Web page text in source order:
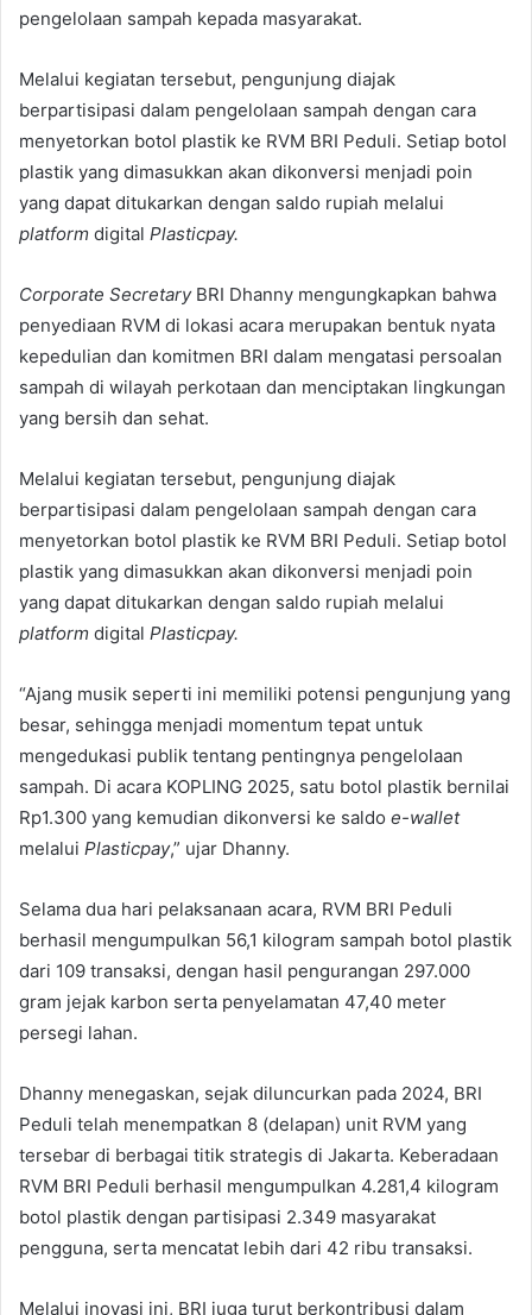
pengelolaan sampah kepada masyarakat.
Melalui kegiatan tersebut, pengunjung diajak
berpartisipasi dalam pengelolaan sampah dengan cara
menyetorkan botol plastik ke RVM BRI Peduli. Setiap botol
plastik yang dimasukkan akan dikonversi menjadi poin
yang dapat ditukarkan dengan saldo rupiah melalui
platform digital Plasticpay.
Corporate SecretaryBRI Dhanny mengungkapkan bahwa
penyediaan RVM di lokasi acara merupakan bentuk nyata
kepedulian dan komitmen BRI dalam mengatasi persoalan
sampah di wilayah perkotaan dan menciptakan lingkungan
yang bersih dan sehat.
Melalui kegiatan tersebut, pengunjung diajak
berpartisipasi dalam pengelolaan sampah dengan cara
menyetorkan botol plastik ke RVM BRI Peduli. Setiap botol
plastik yang dimasukkan akan dikonversi menjadi poin
yang dapat ditukarkan dengan saldo rupiah melalui
platform digital Plasticpay.
“Ajang musik seperti ini memiliki potensi pengunjung yang
besar, sehingga menjadi momentum tepat untuk
mengedukasi publik tentang pentingnya pengelolaan
sampah. Di acara KOPLING 2025, satu botol plastik bernilai
Rp1.300 yang kemudian dikonversi ke saldo e-wallet
melalui Plasticpay,” ujar Dhanny.
Selama dua hari pelaksanaan acara, RVM BRI Peduli
berhasil mengumpulkan 56,1 kilogram sampah botol plastik
dari 109 transaksi, dengan hasil pengurangan 297.000
gram jejak karbon serta penyelamatan 47,40 meter
persegi lahan.
Dhanny menegaskan, sejak diluncurkan pada 2024, BRI
Peduli telah menempatkan 8 (delapan) unit RVM yang
tersebar di berbagai titik strategis di Jakarta. Keberadaan
RVM BRI Peduli berhasil mengumpulkan 4.281,4 kilogram
botol plastik dengan partisipasi 2.349 masyarakat
pengguna, serta mencatat lebih dari 42 ribu transaksi.
Melalui inovasi ini, BRI juga turut berkontribusi dalam